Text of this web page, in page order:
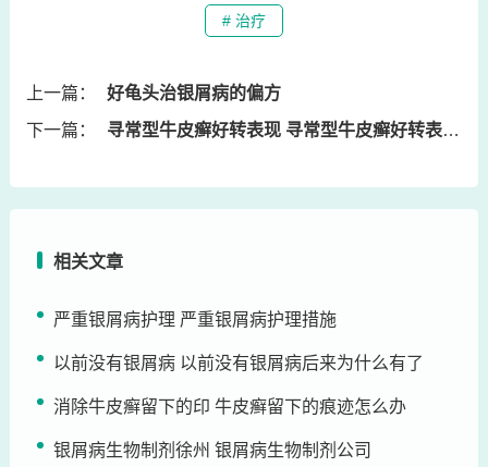
# 治疗
上一篇：
好龟头治银屑病的偏方
下一篇：
寻常型牛皮癣好转表现 寻常型牛皮癣好转表现有哪些
相关文章
严重银屑病护理 严重银屑病护理措施
以前没有银屑病 以前没有银屑病后来为什么有了
消除牛皮癣留下的印 牛皮癣留下的痕迹怎么办
银屑病生物制剂徐州 银屑病生物制剂公司